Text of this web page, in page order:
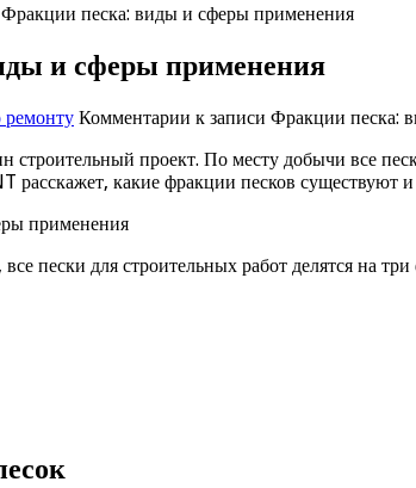
Фракции песка: виды и сферы применения
и сферы применения
Комментарии к записи Фракции песка:
строительный проект. По месту добычи все
расскажет, какие фракции песков существуют
пески для строительных работ делятся на